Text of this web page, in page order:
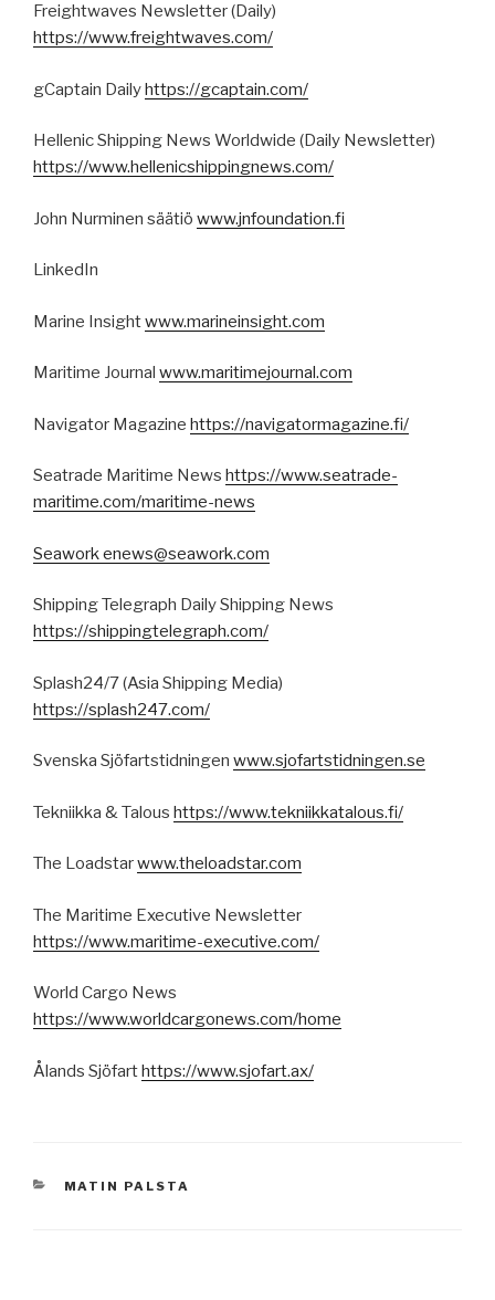
Freightwaves Newsletter (Daily)
https://www.freightwaves.com/
gCaptain Dailyhttps://gcaptain.com/
Hellenic Shipping News Worldwide (Daily Newsletter)
https://www.hellenicshippingnews.com/
John Nurminen säätiö www.jnfoundation.fi
LinkedIn
Marine Insightwww.marineinsight.com
Maritime Journal www.maritimejournal.com
Navigator Magazine https://navigatormagazine.fi/
Seatrade Maritime News https://www.seatrade-
maritime.com/maritime-news
Seaworkenews@seawork.com
Shipping Telegraph Daily Shipping News
https://shippingtelegraph.com/
Splash24/7 (Asia Shipping Media)
https://splash247.com/
Svenska Sjöfartstidningen www.sjofartstidningen.se
Tekniikka & Talous https://www.tekniikkatalous.fi/
The Loadstarwww.theloadstar.com
The Maritime Executive Newsletter
https://www.maritime-executive.com/
World Cargo News
https://www.worldcargonews.com/home
Ålands Sjöfarthttps://www.sjofart.ax/
KATEGORIAT
MATIN PALSTA